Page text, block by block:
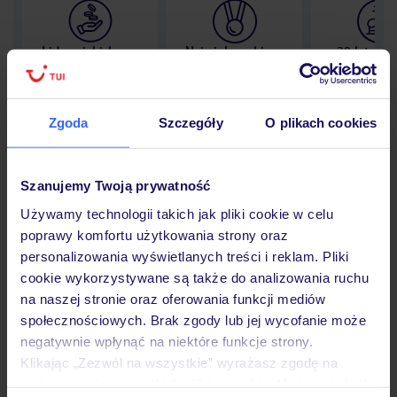
Zgoda Szczegóły O plikach cookies
Szanujemy Twoją prywatność
Używamy technologii takich jak pliki cookie w celu
poprawy komfortu użytkowania strony oraz
personalizowania wyświetlanych treści i reklam. Pliki
cookie wykorzystywane są także do analizowania ruchu
na naszej stronie oraz oferowania funkcji mediów
społecznościowych. Brak zgody lub jej wycofanie może
negatywnie wpłynąć na niektóre funkcje strony.
Klikając „Zezwól na wszystkie” wyrażasz zgodę na
Lider niskich cen
Największe biuro
30 lat w
Hotel
Opinie
Pokoje